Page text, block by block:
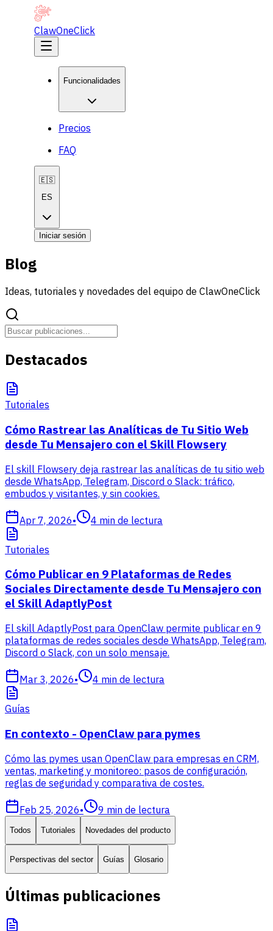
ClawOneClick
Funcionalidades
Precios
FAQ
🇪🇸
ES
Iniciar sesión
Blog
Ideas, tutoriales y novedades del equipo de ClawOneClick
Destacados
Tutoriales
Cómo Rastrear las Analíticas de Tu Sitio Web
desde Tu Mensajero con el Skill Flowsery
El skill Flowsery deja rastrear las analíticas de tu sitio web
desde WhatsApp, Telegram, Discord o Slack: tráfico,
embudos y visitantes, y sin cookies.
Apr 7, 2026• 4 min de lectura
Tutoriales
Cómo Publicar en 9 Plataformas de Redes
Sociales Directamente desde Tu Mensajero con
el Skill AdaptlyPost
El skill AdaptlyPost para OpenClaw permite publicar en 9
plataformas de redes sociales desde WhatsApp, Telegram,
Discord o Slack, con un solo mensaje.
Mar 3, 2026• 4 min de lectura
Guías
En contexto - OpenClaw para pymes
Cómo las pymes usan OpenClaw para empresas en CRM,
ventas, marketing y monitoreo: pasos de configuración,
reglas de seguridad y comparativa de costes.
Feb 25, 2026• 9 min de lectura
Todos Tutoriales Novedades del producto
Perspectivas del sector Guías Glosario
Últimas publicaciones